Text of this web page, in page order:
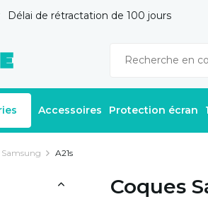
Délai de rétractation de 100 jours
Accessoires Protection écran
Samsung A21s
Coques